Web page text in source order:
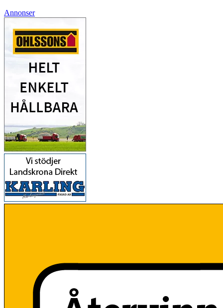
Annonser